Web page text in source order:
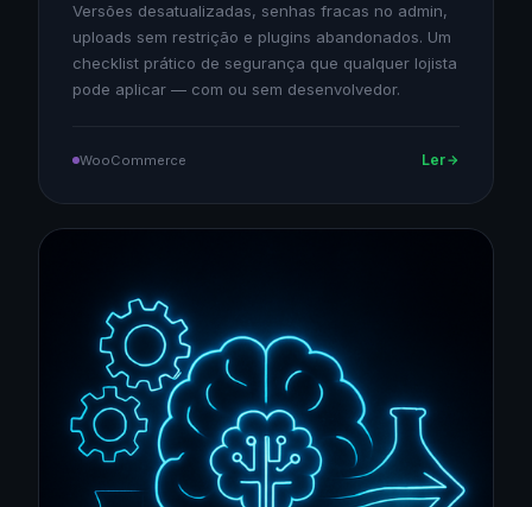
Versões desatualizadas, senhas fracas no admin,
uploads sem restrição e plugins abandonados. Um
checklist prático de segurança que qualquer lojista
pode aplicar — com ou sem desenvolvedor.
WooCommerce Ler